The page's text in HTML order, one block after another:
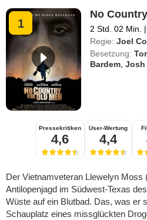
1
No
2 Std. 02 Min. |
Regie: Joel
Besetzung:
Bardem ,Josh
Pressekritiken
4,6
User-Wertung
4,4
Der Vietnamveteran Llewelyn Moss
Antilopenjagd im Südwest-Texas
Wüste auf ein Blutbad. Das, was er
Schauplatz eines missglückten